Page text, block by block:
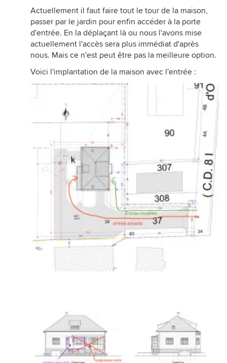
Actuellement il faut faire tout le tour de la maison,
passer par le jardin pour enfin accéder à la porte
d'entrée. En la déplaçant là ou nous l'avons mise
actuellement l'accès sera plus immédiat d'après
nous. Mais ce n'est peut être pas la meilleure option.
Voici l'implantation de la maison avec l'entrée :